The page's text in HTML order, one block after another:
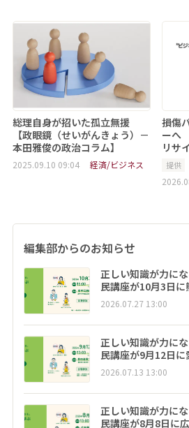
総理自身が招いた孤立無援
【政眼鏡（せいがんきょう）－
本田雅俊の政治コラム】
2025.09.10 09:04 経済/ビジネス
損傷
ーへ
リサ
提供
編集部からのお知らせ
正しい知識が力に
民講座が10月3日に
2026.07.27 13:00
正しい知識が力に
民講座が9月12日に
2026.07.13 13:00
正しい知識が力に
民講座が8月8日に